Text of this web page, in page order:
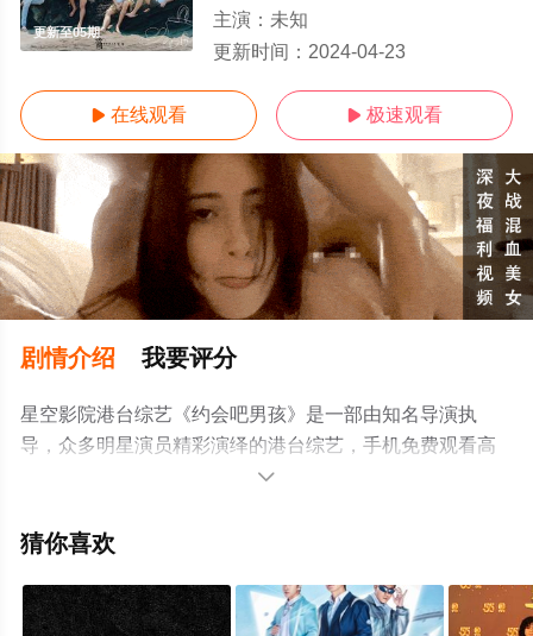
更新至05期
主演： 未知
更新时间： 2024-04-23
 在线观看  极速观看
剧情介绍 我要评分
星空影院港台综艺《约会吧男孩》是一部由知名导演执
导，众多明星演员精彩演绎的港台综艺，手机免费观看高
清无删减完整版综艺节目就上星空电影网，更多相关信息

猜你喜欢